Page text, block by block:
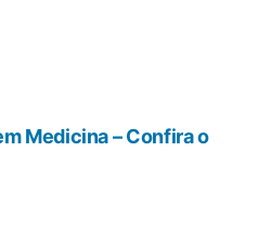
Medicina – Confira o